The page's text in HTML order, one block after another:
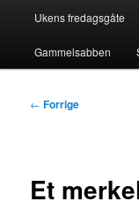
Ukens fredagsgåte
Gammelsabben
Innleggsnavigasjon
← Forrige
Et